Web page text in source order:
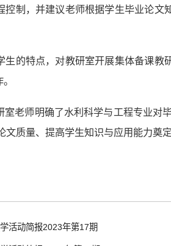
制，并建议老师根据学生毕业论
生的特点，对教研室开展集体备课
老师明确了水利科学与工程专业对
质量、提高学生知识与应用能力奠定
活动简报2023年第17期